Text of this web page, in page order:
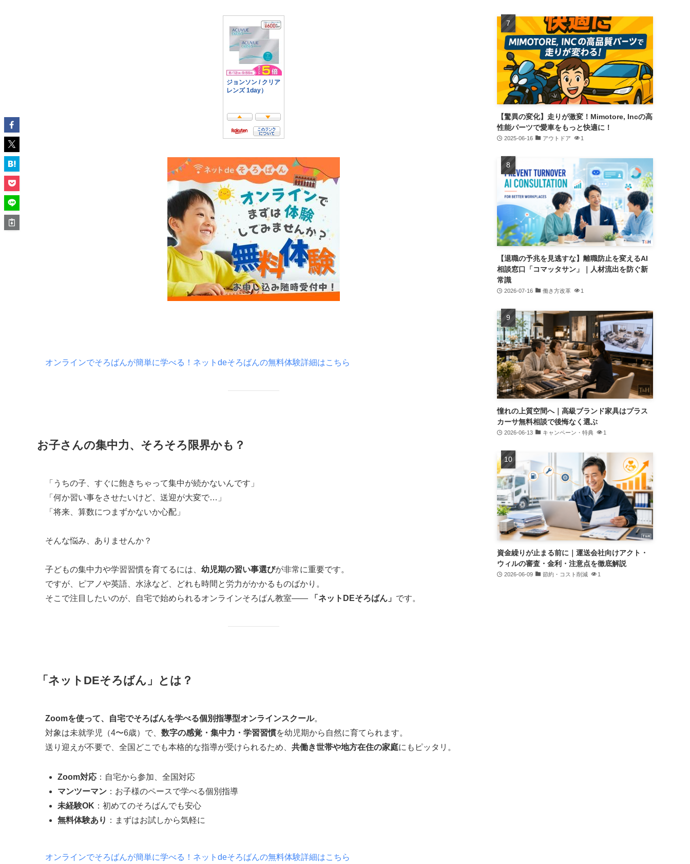
オンラインでそろばんが簡単に学べる！ネットdeそろばんの無料体験詳細はこちら
お子さんの集中力、そろそろ限界かも？
「うちの子、すぐに飽きちゃって集中が続かないんです」
「何か習い事をさせたいけど、送迎が大変で…」
「将来、算数につまずかないか心配」
そんな悩み、ありませんか？
子どもの集中力や学習習慣を育てるには、 幼児期の習い事選びが非常に重要です。
ですが、ピアノや英語、水泳など、どれも時間と労力がかかるものばかり。
そこで注目したいのが、自宅で始められるオンラインそろばん教室——
「ネットDEそろばん」 です。
「ネットDEそろばん」とは？
Zoomを使って、自宅でそろばんを学べる個別指導型オンラインスクール。
対象は未就学児（4〜6歳）で、 数字の感覚・集中力・学習習慣を幼児期から自然に育てられます。
送り迎えが不要で、全国どこでも本格的な指導が受けられるため、 共働き世帯や地方在住の家庭にもピッタリ。
Zoom対応 ：自宅から参加、全国対応
マンツーマン ：お子様のペースで学べる個別指導
未経験OK ：初めてのそろばんでも安心
無料体験あり ：まずはお試しから気軽に
オンラインでそろばんが簡単に学べる！ネットdeそろばんの無料体験詳細はこちら
【驚異の変化】走りが激変！Mimotore, Incの高
性能パーツで愛車をもっと快適に！
2025-06-16 アウトドア 1
【退職の予兆を見逃すな】離職防止を変えるAI
相談窓口「コマッタサン」｜人材流出を防ぐ新
常識
2026-07-16 働き方改革 1
憧れの上質空間へ｜高級ブランド家具はプラス
カーサ無料相談で後悔なく選ぶ
2026-06-13 キャンペーン・特典 1
資金繰りが止まる前に｜運送会社向けアクト・
ウィルの審査・金利・注意点を徹底解説
2026-06-09 節約・コスト削減 1